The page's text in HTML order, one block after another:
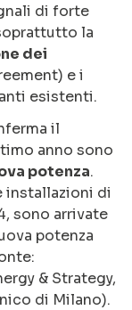
di forte
la
dei
e i
esistenti.
il
anno sono
potenza.
installazioni di
sono arrivate
potenza
& Strategy,
di Milano).